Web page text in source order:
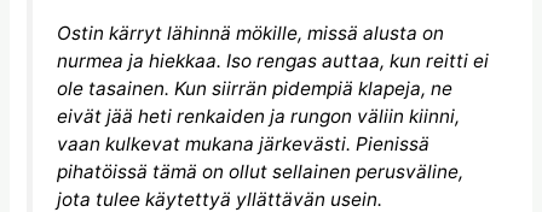
Ostin kärryt lähinnä mökille, missä alusta on
nurmea ja hiekkaa. Iso rengas auttaa, kun reitti ei
ole tasainen. Kun siirrän pidempiä klapeja, ne
eivät jää heti renkaiden ja rungon väliin kiinni,
vaan kulkevat mukana järkevästi. Pienissä
pihatöissä tämä on ollut sellainen perusväline,
jota tulee käytettyä yllättävän usein.